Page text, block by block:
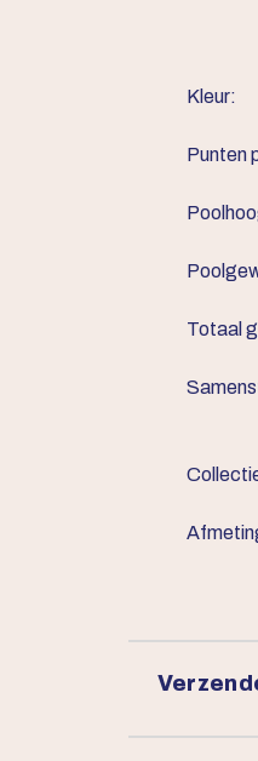
Kleur:
Punten
Totaal